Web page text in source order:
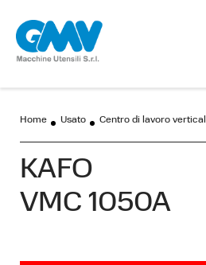
Home Usato Centro di lavoro
KAFO
VMC 1050A